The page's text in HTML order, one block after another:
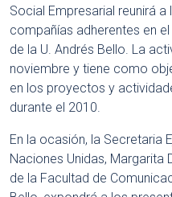
Social Empresarial reunirá
compañías adherentes en
de la U. Andrés Bello. La
noviembre y tiene como
en los proyectos y
durante el 2010.
En la ocasión, la Secretaria
Naciones Unidas, Margarita
de la Facultad de